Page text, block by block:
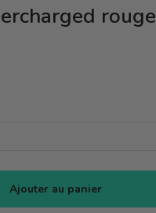
rouge
Ajouter au panier